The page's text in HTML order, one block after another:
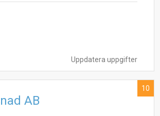
Uppdatera uppgifter
AB
10